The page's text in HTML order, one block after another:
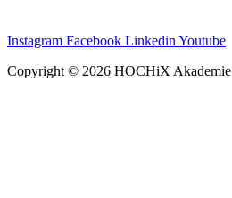
Instagram Facebook Linkedin Youtube
Copyright © 2026 HOCHiX Akademie